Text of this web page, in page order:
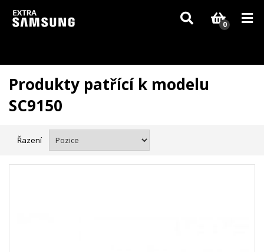
Vzhledem k aktuální situaci se může dodání dílů, které nejsou skladem,
zpozdit. Děkujeme za pochopení.
0
Produkty patřící k modelu
SC9150
Řazení